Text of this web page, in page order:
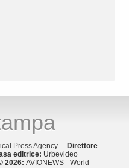
Press Agency
Direttore
editrice: Urbevideo
2026: AVIONEWS - World